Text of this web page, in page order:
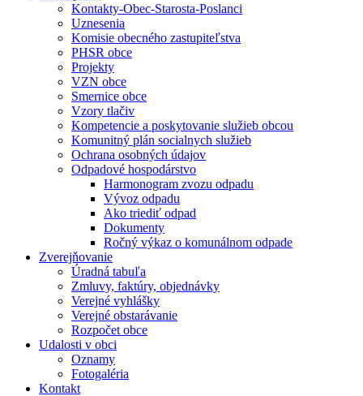
Kontakty-Obec-Starosta-Poslanci
Uznesenia
Komisie obecného zastupiteľstva
PHSR obce
Projekty
VZN obce
Smernice obce
Vzory tlačiv
Kompetencie a poskytovanie služieb obcou
Komunitný plán socialnych služieb
Ochrana osobných údajov
Odpadové hospodárstvo
Harmonogram zvozu odpadu
Vývoz odpadu
Ako triediť odpad
Dokumenty
Ročný výkaz o komunálnom odpade
Zverejňovanie
Úradná tabuľa
Zmluvy, faktúry, objednávky
Verejné vyhlášky
Verejné obstarávanie
Rozpočet obce
Udalosti v obci
Oznamy
Fotogaléria
Kontakt